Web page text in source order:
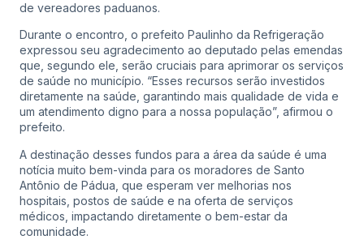
de vereadores paduanos.
Durante o encontro, o prefeito Paulinho da Refrigeração
expressou seu agradecimento ao deputado pelas emendas
que, segundo ele, serão cruciais para aprimorar os serviços
de saúde no município. “Esses recursos serão investidos
diretamente na saúde, garantindo mais qualidade de vida e
um atendimento digno para a nossa população”, afirmou o
prefeito.
A destinação desses fundos para a área da saúde é uma
notícia muito bem-vinda para os moradores de Santo
Antônio de Pádua, que esperam ver melhorias nos
hospitais, postos de saúde e na oferta de serviços
médicos, impactando diretamente o bem-estar da
comunidade.